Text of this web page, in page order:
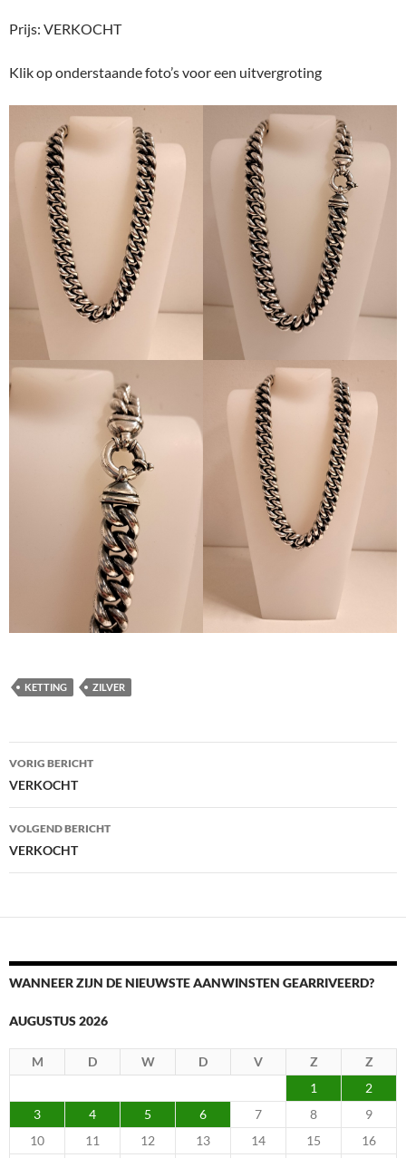
Prijs: VERKOCHT
Klik op onderstaande foto’s voor een uitvergroting
KETTING ZILVER
Berichtnavigatie
VORIG BERICHT
VERKOCHT
VOLGEND BERICHT
VERKOCHT
WANNEER ZIJN DE NIEUWSTE AANWINSTEN GEARRIVEERD?
AUGUSTUS 2026
M D W D V Z
Z
1
2
3
4 5 6 7 8
9
10
11 12 13 14 15
16